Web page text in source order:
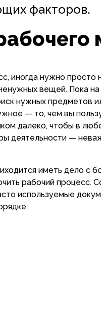
факторов.
иногда нужно просто
вещей. Пока
нужных предметов
— то, чем вы
далеко, чтобы в
деятельности —
иметь дело с
рабочий процесс.
используемые